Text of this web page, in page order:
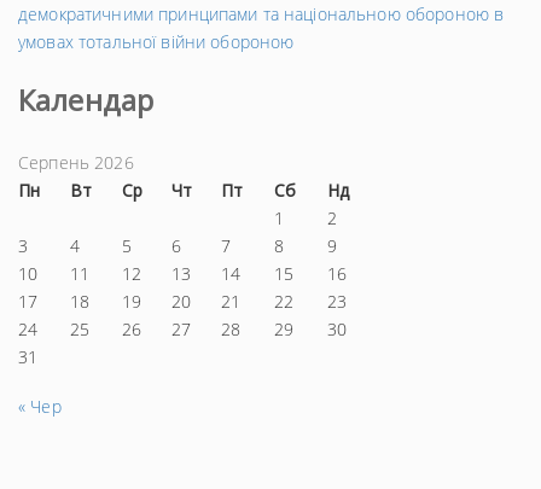
демократичними принципами та національною обороною в
умовах тотальної війни обороною
Календар
Серпень 2026
Пн
Вт Ср Чт Пт Сб
Нд
1
2
3
4 5 6 7 8
9
10
11 12 13 14 15
16
17
18 19 20 21 22
23
24
25 26 27 28 29
30
31
« Чер